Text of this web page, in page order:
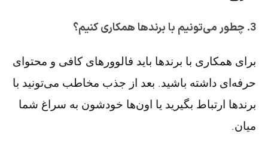
3. چطور می‌تونیم با برندها همکاری کنیم؟
برای همکاری با برندها باید فالوورهای کافی و محتوای
حرفه‌ای داشته باشید. بعد از جذب مخاطب می‌تونید با
برندها ارتباط بگیرید یا اون‌ها خودشون به سراغ شما
میان.